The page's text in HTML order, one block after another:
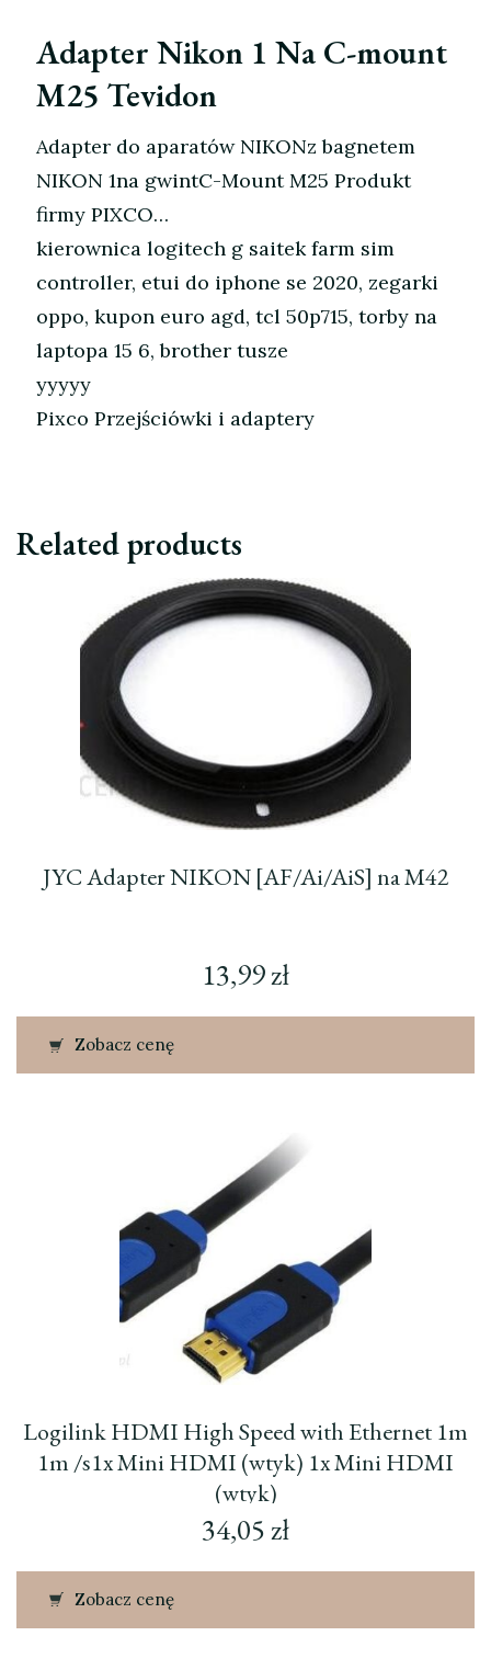
Adapter Nikon 1 Na C-mount
M25 Tevidon
Adapter do aparatów NIKONz bagnetem
NIKON 1na gwintC-Mount M25 Produkt
firmy PIXCO…
kierownica logitech g saitek farm sim
controller, etui do iphone se 2020, zegarki
oppo, kupon euro agd, tcl 50p715, torby na
laptopa 15 6, brother tusze
yyyyy
Pixco Przejściówki i adaptery
Related products
JYC Adapter NIKON [AF/Ai/AiS] na M42
13,99zł
Zobacz cenę
Logilink HDMI High Speed with Ethernet 1m
1m /s1x Mini HDMI (wtyk) 1x Mini HDMI
(wtyk)
34,05zł
Zobacz cenę